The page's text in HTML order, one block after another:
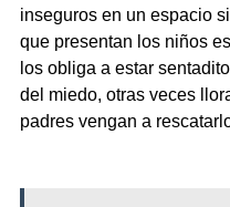
inseguros en un espacio
que presentan los niños
los obliga a estar
del miedo, otras veces
padres vengan a